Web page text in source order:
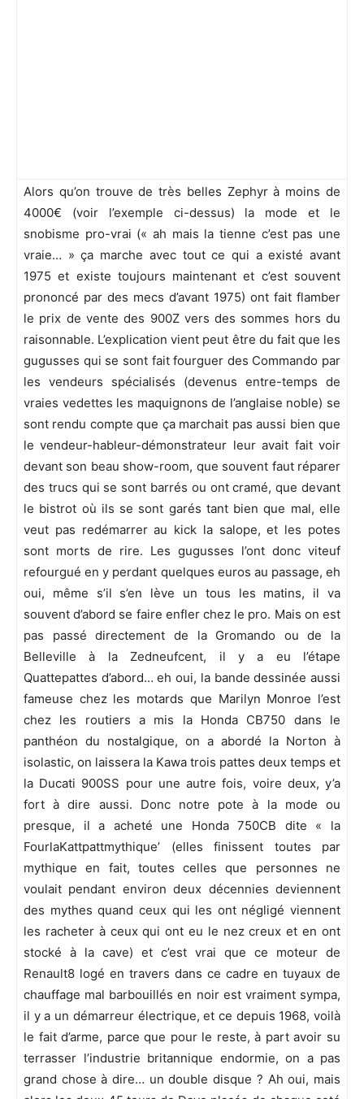
Alors qu’on trouve de très belles Zephyr à moins de
4000€ (voir l’exemple ci-dessus) la mode et le
snobisme pro-vrai (« ah mais la tienne c’est pas une
vraie… » ça marche avec tout ce qui a existé avant
1975 et existe toujours maintenant et c’est souvent
prononcé par des mecs d’avant 1975) ont fait flamber
le prix de vente des 900Z vers des sommes hors du
raisonnable. L’explication vient peut être du fait que les
gugusses qui se sont fait fourguer des Commando par
les vendeurs spécialisés (devenus entre-temps de
vraies vedettes les maquignons de l’anglaise noble) se
sont rendu compte que ça marchait pas aussi bien que
le vendeur-hableur-démonstrateur leur avait fait voir
devant son beau show-room, que souvent faut réparer
des trucs qui se sont barrés ou ont cramé, que devant
le bistrot où ils se sont garés tant bien que mal, elle
veut pas redémarrer au kick la salope, et les potes
sont morts de rire. Les gugusses l’ont donc viteuf
refourgué en y perdant quelques euros au passage, eh
oui, même s’il s’en lève un tous les matins, il va
souvent d’abord se faire enfler chez le pro. Mais on est
pas passé directement de la Gromando ou de la
Belleville à la Zedneufcent, il y a eu l’étape
Quattepattes d’abord… eh oui, la bande dessinée aussi
fameuse chez les motards que Marilyn Monroe l’est
chez les routiers a mis la Honda CB750 dans le
panthéon du nostalgique, on a abordé la Norton à
isolastic, on laissera la Kawa trois pattes deux temps et
la Ducati 900SS pour une autre fois, voire deux, y’a
fort à dire aussi. Donc notre pote à la mode ou
presque, il a acheté une Honda 750CB dite « la
FourlaKattpattmythique’ (elles finissent toutes par
mythique en fait, toutes celles que personnes ne
voulait pendant environ deux décennies deviennent
des mythes quand ceux qui les ont négligé viennent
les racheter à ceux qui ont eu le nez creux et en ont
stocké à la cave) et c’est vrai que ce moteur de
Renault8 logé en travers dans ce cadre en tuyaux de
chauffage mal barbouillés en noir est vraiment sympa,
il y a un démarreur électrique, et ce depuis 1968, voilà
le fait d’arme, parce que pour le reste, à part avoir su
terrasser l’industrie britannique endormie, on a pas
grand chose à dire… un double disque ? Ah oui, mais